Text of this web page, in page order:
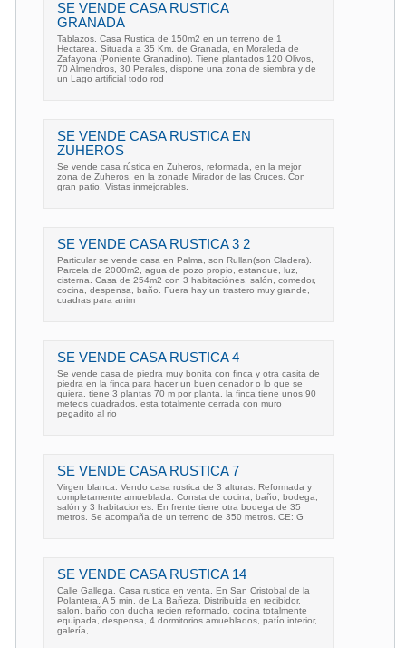
SE VENDE CASA RUSTICA
GRANADA
Tablazos. Casa Rustica de 150m2 en un terreno de 1
Hectarea. Situada a 35 Km. de Granada, en Moraleda de
Zafayona (Poniente Granadino). Tiene plantados 120 Olivos,
70 Almendros, 30 Perales, dispone una zona de siembra y de
un Lago artificial todo rod
SE VENDE CASA RUSTICA EN
ZUHEROS
Se vende casa rústica en Zuheros, reformada, en la mejor
zona de Zuheros, en la zonade Mirador de las Cruces. Con
gran patio. Vistas inmejorables.
SE VENDE CASA RUSTICA 3 2
Particular se vende casa en Palma, son Rullan(son Cladera).
Parcela de 2000m2, agua de pozo propio, estanque, luz,
cisterna. Casa de 254m2 con 3 habitaciónes, salón, comedor,
cocina, despensa, baño. Fuera hay un trastero muy grande,
cuadras para anim
SE VENDE CASA RUSTICA 4
Se vende casa de piedra muy bonita con finca y otra casita de
piedra en la finca para hacer un buen cenador o lo que se
quiera. tiene 3 plantas 70 m por planta. la finca tiene unos 90
meteos cuadrados, esta totalmente cerrada con muro
pegadito al rio
SE VENDE CASA RUSTICA 7
Virgen blanca. Vendo casa rustica de 3 alturas. Reformada y
completamente amueblada. Consta de cocina, baño, bodega,
salón y 3 habitaciones. En frente tiene otra bodega de 35
metros. Se acompaña de un terreno de 350 metros. CE: G
SE VENDE CASA RUSTICA 14
Calle Gallega. Casa rustica en venta. En San Cristobal de la
Polantera. A 5 min. de La Bañeza. Distribuida en recibidor,
salon, baño con ducha recien reformado, cocina totalmente
equipada, despensa, 4 dormitorios amueblados, patío interior,
galería,